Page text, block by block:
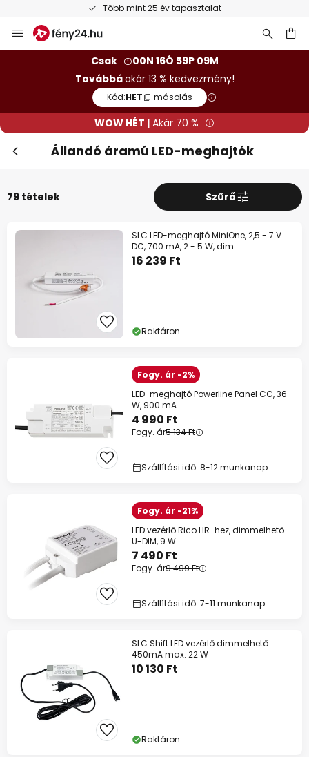
Ingyenes visszaküldés 50 napon belül
Ugrás
a
Csak
00N 16Ó 59P 08M
Továbbáakár 13 % kedvezmény!
Kód:HET másolás
WOW HÉT | Akár 70 %
Állandó áramú LED-meghajtók
79 tételek Szűrő
SLC LED-meghajtó MiniOne, 2,5 - 7 V
DC, 700 mA, 2 - 5 W, dim
16 239 Ft
Raktáron
Fogy. ár -2%
LED-meghajtó Powerline Panel CC, 36
W, 900 mA
4 990 Ft
Fogy. ár5 134 Ft
Szállítási idő: 8-12 munkanap
Fogy. ár -21%
LED vezérlő Rico HR-hez, dimmelhető
U-DIM, 9 W
7 490 Ft
Fogy. ár9 499 Ft
Szállítási idő: 7-11 munkanap
SLC Shift LED vezérlő dimmelhető
450mA max. 22 W
10 130 Ft
Raktáron